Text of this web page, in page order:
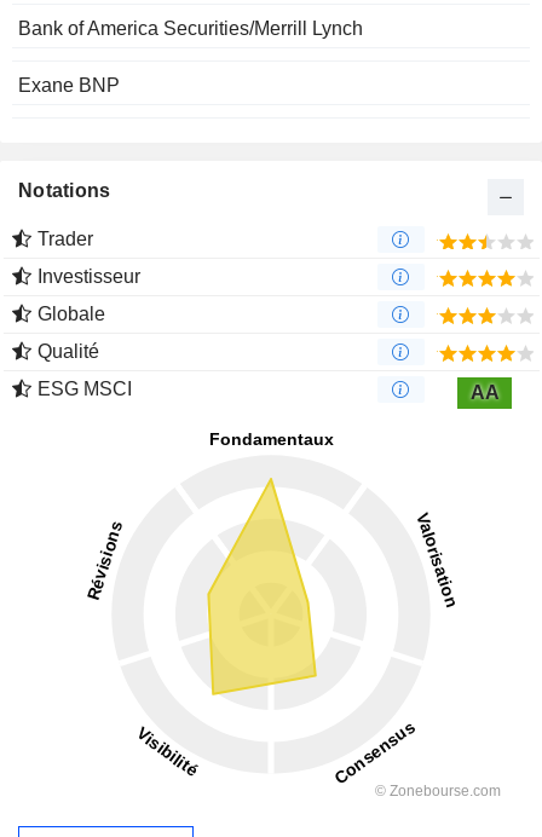
Bank of America Securities/Merrill Lynch
Exane BNP
Notations
Trader
Investisseur
Globale
Qualité
ESG MSCI
AA